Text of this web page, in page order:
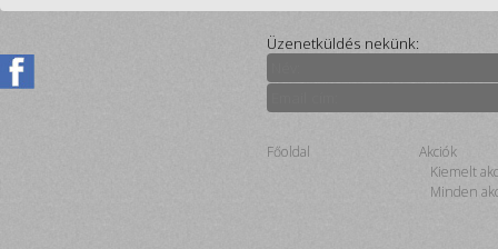
Üzenetküldés nekünk:
Főoldal
Akciók
Kiemelt
Minden